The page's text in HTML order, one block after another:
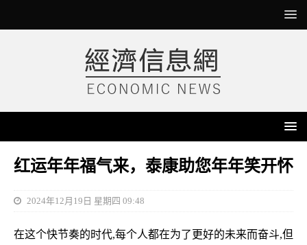
红运年年福气来，泰康助您年年笑开怀
2024年12月19日 星期四 09:48
在这个快节奏的时代,每个人都在为了更好的未来而奋斗,但